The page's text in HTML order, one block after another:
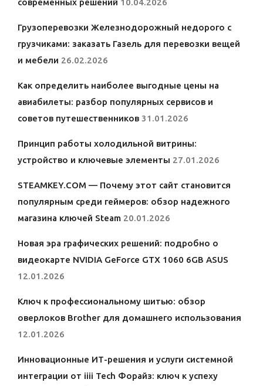
Грузоперевозки Железнодорожный недорого с
грузчиками: заказать Газель для перевозки вещей
и мебели 26.02.2026
Как определить наиболее выгодные цены на
авиабилеты: разбор популярных сервисов и
советов путешественников 31.01.2026
Принцип работы холодильной витрины:
устройство и ключевые элементы 27.01.2026
STEAMKEY.COM — Почему этот сайт становится
популярным среди геймеров: обзор надежного
магазина ключей Steam 20.01.2026
Новая эра графических решений: подробно о
видеокарте NVIDIA GeForce GTX 1060 6GB ASUS
12.01.2026
Ключ к профессиональному шитью: обзор
оверлоков Brother для домашнего использования
12.01.2026
Инновационные ИТ-решения и услуги системной
интеграции от iiii Tech Форайз: ключ к успеху